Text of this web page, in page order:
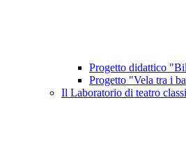
Progetto didattico
Progetto "Vela tra i
Il Laboratorio di teatro